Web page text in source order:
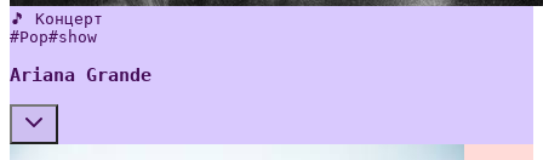
🎵 Концерт
#Pop#show
Ariana Grande